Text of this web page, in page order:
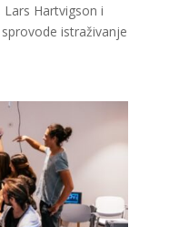
Hartvigson i
istraživanje